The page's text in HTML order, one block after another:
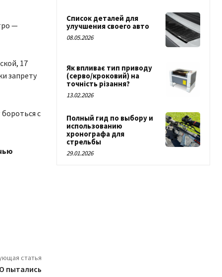
—
17
запрету
с
статья
пытались
Список деталей для
улучшения своего авто
08.05.2026
Як впливає тип приводу
(серво/кроковий) на
точність різання?
13.02.2026
Полный гид по выбору и
использованию
хронографа для
стрельбы
29.01.2026